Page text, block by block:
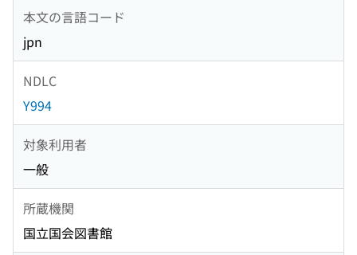
本文の言語コード
jpn
NDLC
Y994
対象利用者
一般
所蔵機関
国立国会図書館